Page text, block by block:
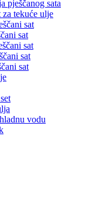
pješčanog sata
za tekuće ulje
sat
sat
sat
sat
sat
vodu